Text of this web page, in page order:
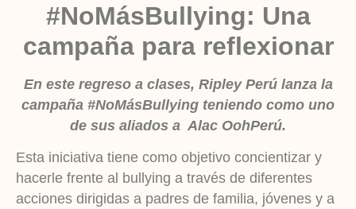
#NoMásBullying: Una
campaña para reflexionar
En este regreso a clases, Ripley Perú lanza la
campaña #NoMásBullying teniendo como uno
de sus aliados a Alac OohPerú.
Esta iniciativa tiene como objetivo concientizar y
hacerle frente al bullying a través de diferentes
acciones dirigidas a padres de familia, jóvenes y a